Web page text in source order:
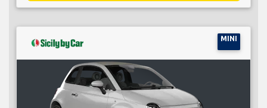
MINI